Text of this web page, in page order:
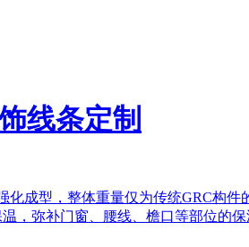
线条定制
成型，整体重量仅为传统GRC构
，弥补门窗、腰线、檐口等部位的